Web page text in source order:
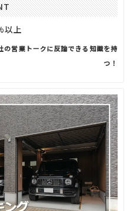
以上
の営業トークに反論できる知識を持
つ！